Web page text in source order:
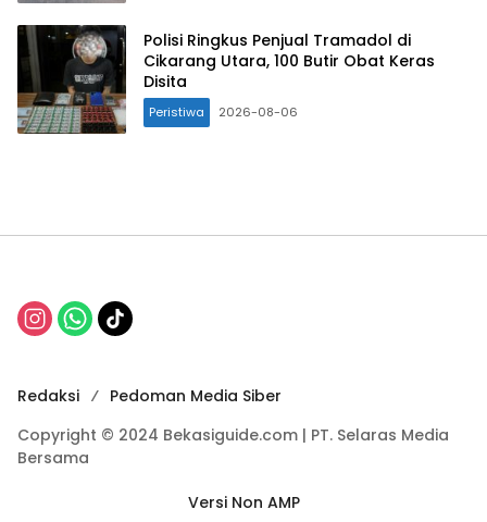
Polisi Ringkus Penjual Tramadol di
Cikarang Utara, 100 Butir Obat Keras
Disita
Peristiwa 2026-08-06
Redaksi
Pedoman Media Siber
Copyright © 2024 Bekasiguide.com | PT. Selaras Media
Bersama
Versi Non AMP